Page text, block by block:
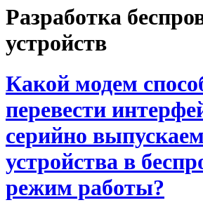
Разработка
устройств
Какой модем
перевести
серийно
устройства в
режим работы?